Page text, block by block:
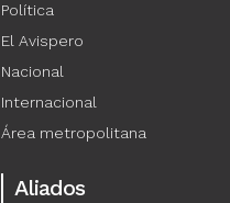
Política
El Avispero
Nacional
Internacional
Área metropolitana
Aliados